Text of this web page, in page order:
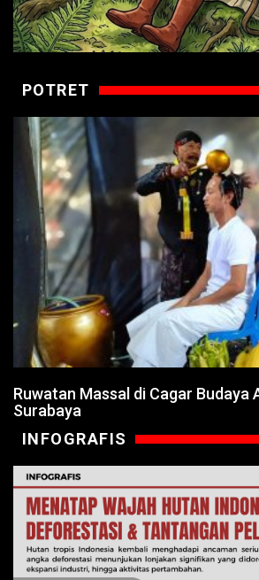
POTRET
Ruwatan Massal di Cagar Budaya
Surabaya
INFOGRAFIS